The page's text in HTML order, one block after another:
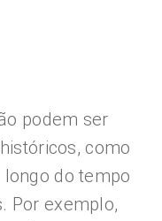
podem ser
como
do tempo
Por exemplo,